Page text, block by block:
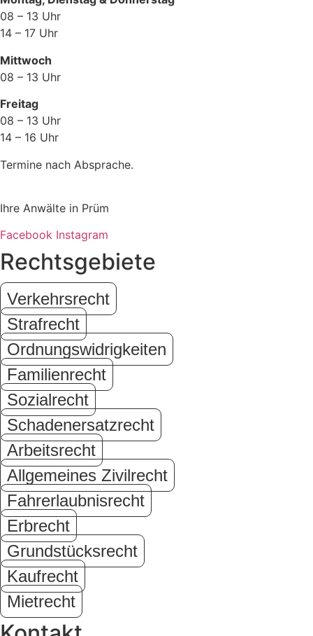
08 – 13 Uhr
14 – 17 Uhr
Mittwoch
08 – 13 Uhr
Freitag
08 – 13 Uhr
14 – 16 Uhr
Termine nach Absprache.
Ihre Anwälte in Prüm
Facebook Instagram
Rechtsgebiete
Verkehrsrecht
Strafrecht
Ordnungswidrigkeiten
Familienrecht
Sozialrecht
Schadenersatzrecht
Arbeitsrecht
Allgemeines Zivilrecht
Fahrerlaubnisrecht
Erbrecht
Grundstücksrecht
Kaufrecht
Mietrecht